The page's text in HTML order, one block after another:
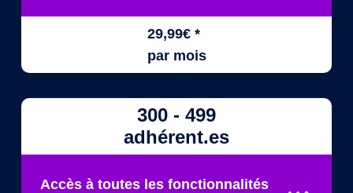
29,99€ *
par mois
300 - 499
adhérent.es
Accès à toutes les fonctionnalités